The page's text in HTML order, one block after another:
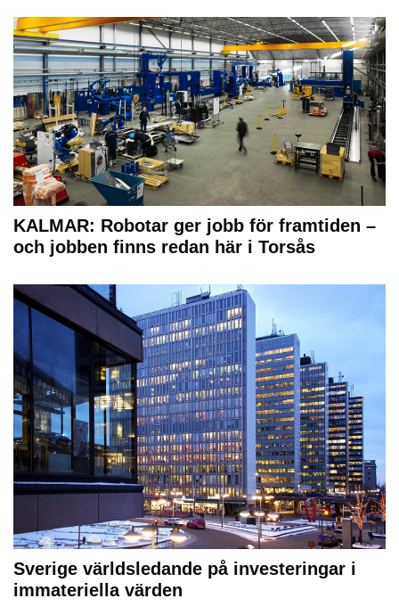
KALMAR: Robotar ger jobb för framtiden –
och jobben finns redan här i Torsås
Sverige världsledande på investeringar i
immateriella värden